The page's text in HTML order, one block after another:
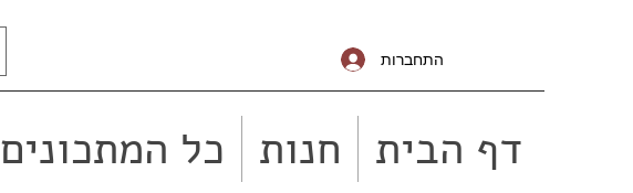
התחברות
דף הבית חנות כל המתכונים